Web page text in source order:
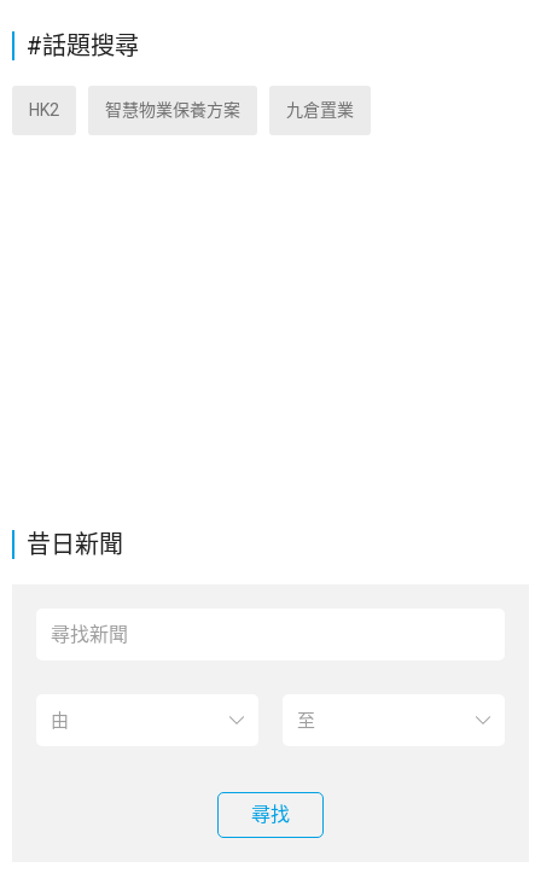
昔日新聞
尋找
#話題搜尋
HK2 智慧物業保養方案 九倉置業